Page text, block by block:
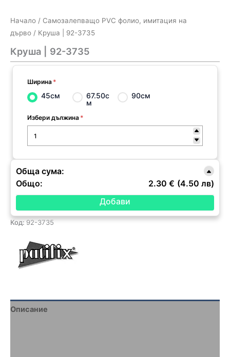
Начало / Самозалепващо PVC фолио, имитация на
дърво / Круша | 92-3735
Круша | 92-3735
Ширина *
45см
67.50с
м
90см
Избери дължина *
Обща сума:
Общо:
2.30 € (4.50 лв)
Код: 92-3735
Описание